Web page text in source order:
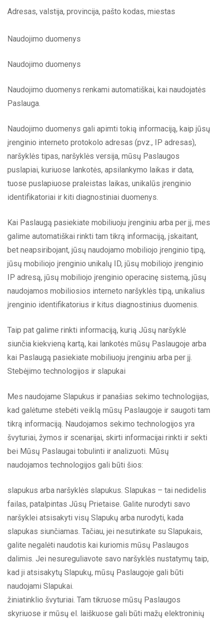
Adresas, valstija, provincija, pašto kodas, miestas
Naudojimo duomenys
Naudojimo duomenys
Naudojimo duomenys renkami automatiškai, kai naudojatės
Paslauga.
Naudojimo duomenys gali apimti tokią informaciją, kaip jūsų
įrenginio interneto protokolo adresas (pvz., IP adresas),
naršyklės tipas, naršyklės versija, mūsų Paslaugos
puslapiai, kuriuose lankotės, apsilankymo laikas ir data,
tuose puslapiuose praleistas laikas, unikalūs įrenginio
identifikatoriai ir kiti diagnostiniai duomenys.
Kai Paslaugą pasiekiate mobiliuoju įrenginiu arba per jį, mes
galime automatiškai rinkti tam tikrą informaciją, įskaitant,
bet neapsiribojant, jūsų naudojamo mobiliojo įrenginio tipą,
jūsų mobiliojo įrenginio unikalų ID, jūsų mobiliojo įrenginio
IP adresą, jūsų mobiliojo įrenginio operacinę sistemą, jūsų
naudojamos mobiliosios interneto naršyklės tipą, unikalius
įrenginio identifikatorius ir kitus diagnostinius duomenis.
Taip pat galime rinkti informaciją, kurią Jūsų naršyklė
siunčia kiekvieną kartą, kai lankotės mūsų Paslaugoje arba
kai Paslaugą pasiekiate mobiliuoju įrenginiu arba per jį.
Stebėjimo technologijos ir slapukai
Mes naudojame Slapukus ir panašias sekimo technologijas,
kad galėtume stebėti veiklą mūsų Paslaugoje ir saugoti tam
tikrą informaciją. Naudojamos sekimo technologijos yra
švyturiai, žymos ir scenarijai, skirti informacijai rinkti ir sekti
bei Mūsų Paslaugai tobulinti ir analizuoti. Mūsų
naudojamos technologijos gali būti šios:
slapukus arba naršyklės slapukus. Slapukas – tai nedidelis
failas, patalpintas Jūsų Prietaise. Galite nurodyti savo
naršyklei atsisakyti visų Slapukų arba nurodyti, kada
slapukas siunčiamas. Tačiau, jei nesutinkate su Slapukais,
galite negalėti naudotis kai kuriomis mūsų Paslaugos
dalimis. Jei nesureguliavote savo naršyklės nustatymų taip,
kad ji atsisakytų Slapukų, mūsų Paslaugoje gali būti
naudojami Slapukai.
žiniatinklio švyturiai. Tam tikruose mūsų Paslaugos
skyriuose ir mūsų el. laiškuose gali būti mažų elektroninių